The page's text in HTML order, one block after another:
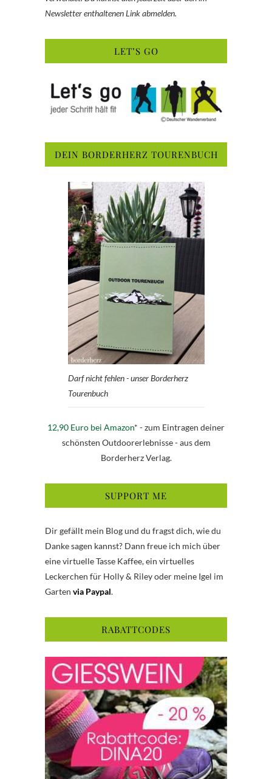
Newsletter enthaltenen Link abmelden.
LET’S GO
DEIN BORDERHERZ TOURENBUCH
Darf nicht fehlen - unser Borderherz
Tourenbuch
12,90 Euro bei Amazon* - zum Eintragen deiner
schönsten Outdoorerlebnisse - aus dem
Borderherz Verlag.
SUPPORT ME
Dir gefällt mein Blog und du fragst dich, wie du
Danke sagen kannst? Dann freue ich mich über
eine virtuelle Tasse Kaffee, ein virtuelles
Leckerchen für Holly & Riley oder meine Igel im
Garten via Paypal.
RABATTCODES